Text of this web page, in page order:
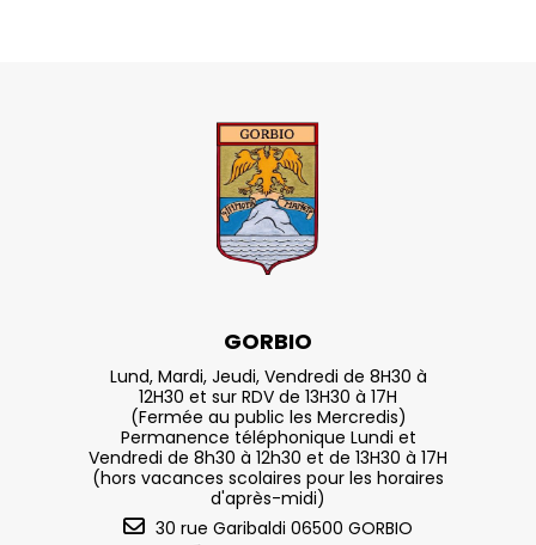
GORBIO
Lund, Mardi, Jeudi, Vendredi de 8H30 à
12H30 et sur RDV de 13H30 à 17H
(Fermée au public les Mercredis)
Permanence téléphonique Lundi et
Vendredi de 8h30 à 12h30 et de 13H30 à 17H
(hors vacances scolaires pour les horaires
d'après-midi)
30 rue Garibaldi 06500 GORBIO